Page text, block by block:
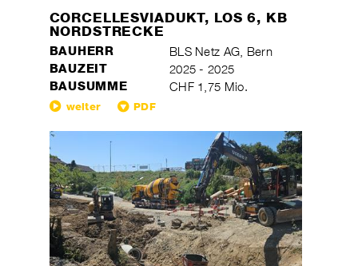
CORCELLESVIADUKT, LOS 6, KB
NORDSTRECKE
BAUHERR BLS Netz AG, Bern
BAUZEIT 2025 - 2025
BAUSUMME CHF 1,75 Mio.
weiter PDF